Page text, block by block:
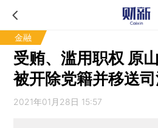
金融
受贿、滥用职权 原
被开除党籍并移送
2021年01月28日 15:57